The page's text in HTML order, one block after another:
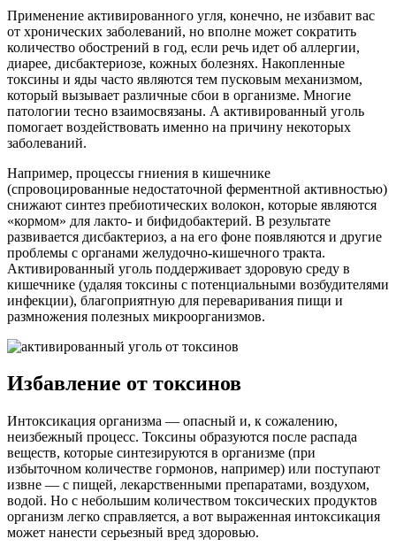
Применение активированного угля, конечно, не избавит вас
от хронических заболеваний, но вполне может сократить
количество обострений в год, если речь идет об аллергии,
диарее, дисбактериозе, кожных болезнях. Накопленные
токсины и яды часто являются тем пусковым механизмом,
который вызывает различные сбои в организме. Многие
патологии тесно взаимосвязаны. А активированный уголь
помогает воздействовать именно на причину некоторых
заболеваний.
Например, процессы гниения в кишечнике
(спровоцированные недостаточной ферментной активностью)
снижают синтез пребиотических волокон, которые являются
«кормом» для лакто- и бифидобактерий. В результате
развивается дисбактериоз, а на его фоне появляются и другие
проблемы с органами желудочно-кишечного тракта.
Активированный уголь поддерживает здоровую среду в
кишечнике (удаляя токсины с потенциальными возбудителями
инфекции), благоприятную для переваривания пищи и
размножения полезных микроорганизмов.
Избавление от токсинов
Интоксикация организма — опасный и, к сожалению,
неизбежный процесс. Токсины образуются после распада
веществ, которые синтезируются в организме (при
избыточном количестве гормонов, например) или поступают
извне — с пищей, лекарственными препаратами, воздухом,
водой. Но с небольшим количеством токсических продуктов
организм легко справляется, а вот выраженная интоксикация
может нанести серьезный вред здоровью.